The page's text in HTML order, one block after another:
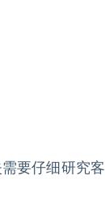
要仔细研究客